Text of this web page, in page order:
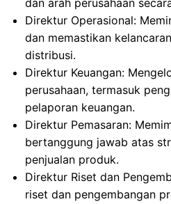
dan arah perusahaan
Direktur Operasional:
dan memastikan
distribusi.
Direktur Keuangan:
perusahaan, termasuk
pelaporan keuangan.
Direktur Pemasaran:
bertanggung jawab atas
penjualan produk.
Direktur Riset dan
riset dan pengembangan